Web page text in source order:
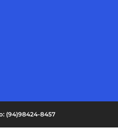
(94)98424-8457